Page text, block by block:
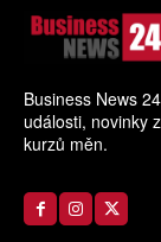
Business News
události, novinky
kurzů měn.